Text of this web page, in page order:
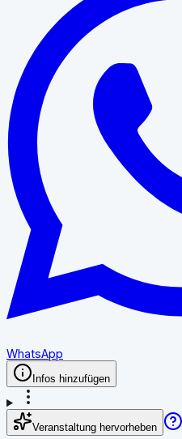
WhatsApp
Infos hinzufügen
Veranstaltung hervorheben